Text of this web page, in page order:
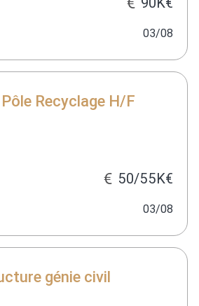
03/08
Recyclage H/F
50/55K€
03/08
génie civil